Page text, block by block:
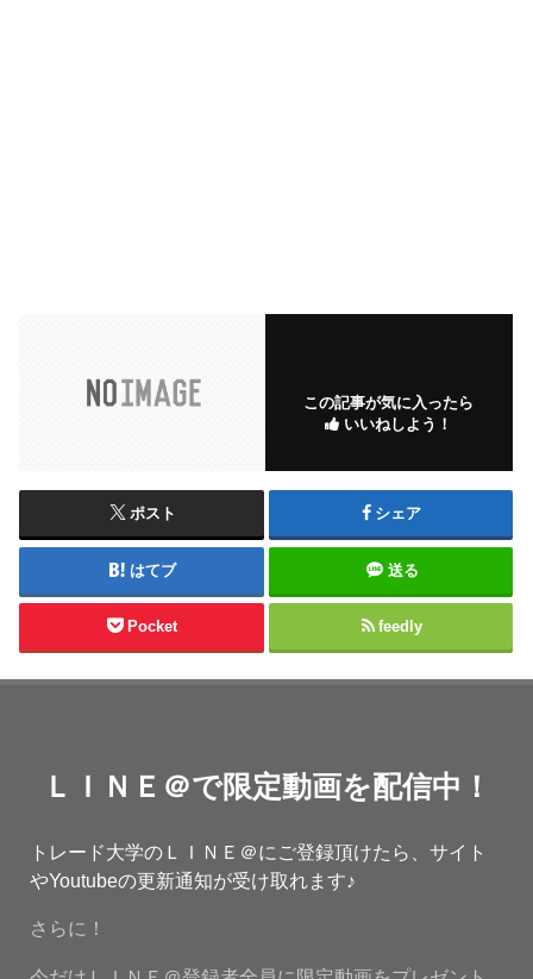
この記事が気に入ったら
いいねしよう！
ポスト シェア
はてブ 送る
Pocket feedly
ＬＩＮＥ＠で限定動画を配信中！
トレード大学のＬＩＮＥ＠にご登録頂けたら、サイト
やYoutubeの更新通知が受け取れます♪
さらに！